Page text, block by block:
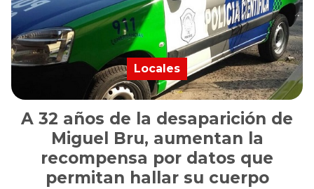
A 32 años de la desaparición de
Miguel Bru, aumentan la
recompensa por datos que
permitan hallar su cuerpo
Locales